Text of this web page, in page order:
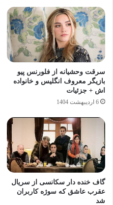
سرقت وحشیانه از فلورنس پیو
بازیگر معروف انگلیس و خانواده
اش + جزئیات
6 اردیبهشت 1404
گاف خنده دار سکانسی از سریال
عقرب عاشق که سوژه کاربران
شد